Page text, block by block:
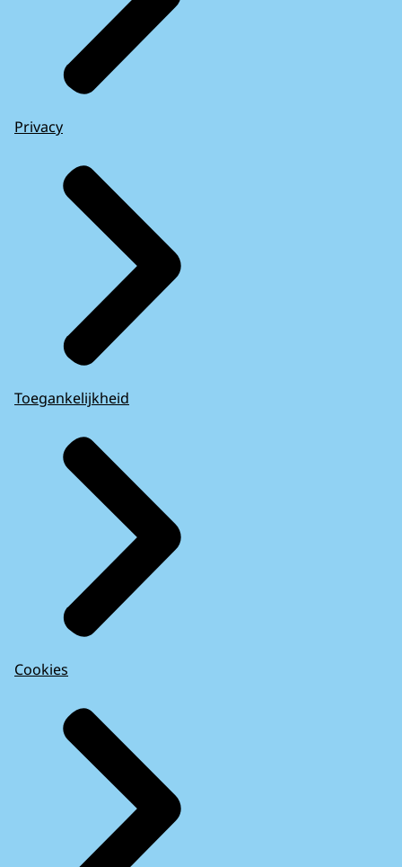
Privacy
Toegankelijkheid
Cookies